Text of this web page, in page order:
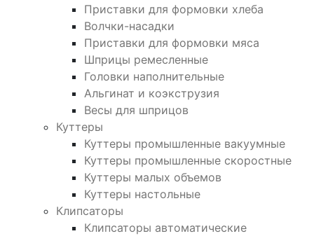
Приставки для формовки хлеба
Волчки-насадки
Приставки для формовки мяса
Шприцы ремесленные
Головки наполнительные
Альгинат и коэкструзия
Весы для шприцов
Куттеры
Куттеры промышленные вакуумные
Куттеры промышленные скоростные
Куттеры малых объемов
Куттеры настольные
Клипсаторы
Клипсаторы автоматические